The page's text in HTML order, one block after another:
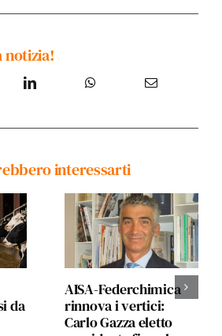
notizia!
interessarti
da
AISA-Federchimica
rinnova i vertici:
Carlo Gazza eletto